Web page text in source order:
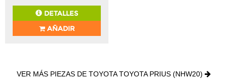
DETALLES
AÑADIR
VER MÁS PIEZAS DE TOYOTA TOYOTA PRIUS (NHW20)